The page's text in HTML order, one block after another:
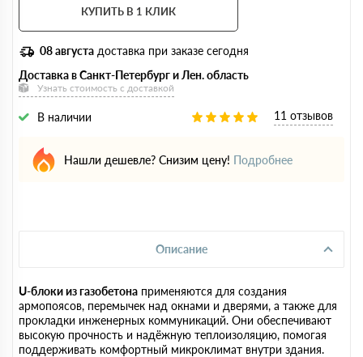
КУПИТЬ В 1 КЛИК
08 августа доставка при заказе сегодня
Доставка в Санкт-Петербург и Лен. область
Узнать стоимость с доставкой
В наличии 11 отзывов
Нашли дешевле? Снизим цену! Подробнее
Описание
U-блоки из газобетона применяются для создания
армопоясов, перемычек над окнами и дверями, а также для
прокладки инженерных коммуникаций. Они обеспечивают
высокую прочность и надёжную теплоизоляцию, помогая
поддерживать комфортный микроклимат внутри здания.